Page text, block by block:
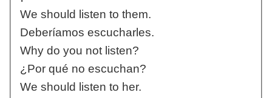
We should listen to them.
Deberíamos escucharles.
Why do you not listen?
¿Por qué no escuchan?
We should listen to her.